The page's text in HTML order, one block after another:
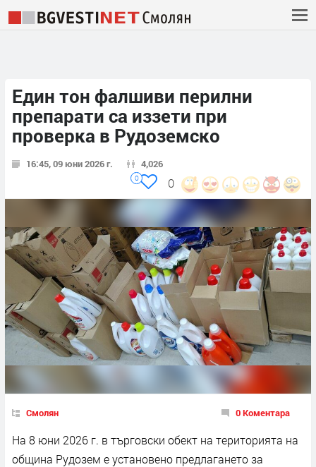
Един тон фалшиви перилни
препарати са иззети при
проверка в Рудоземско
16:45, 09 юни 2026 г. 4,026
0
0
Смолян 0 Коментара
На 8 юни 2026 г. в търговски обект на територията на
община Рудозем е установено предлагането за